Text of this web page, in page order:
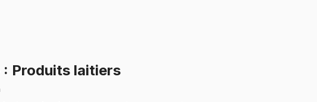
: Produits laitiers.